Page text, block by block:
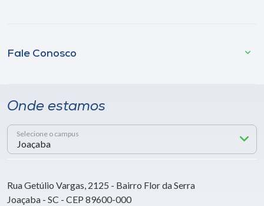
Fale Conosco
Onde estamos
Selecione o campus
Rua Getúlio Vargas, 2125 - Bairro Flor da Serra
Joaçaba - SC - CEP 89600-000